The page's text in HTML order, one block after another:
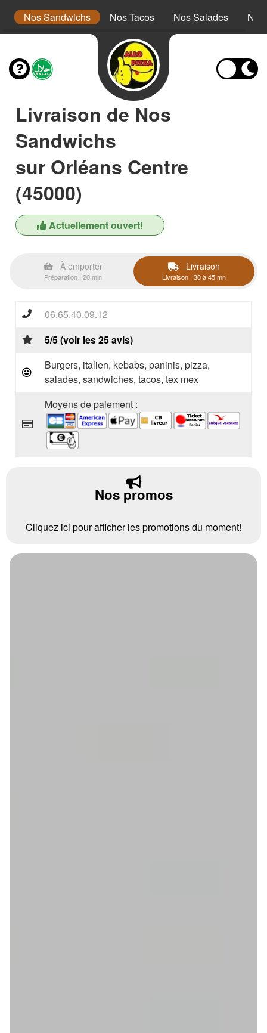
Nos Sandwichs Nos Tacos Nos Salades Nos
Livraison de Nos
Sandwichs
sur Orléans Centre
(45000)
Actuellement ouvert!
À emporter
Préparation : 20 min
Livraison
Livraison : 30 à 45 mn
06.65.40.09.12
5/5 (voir les 25 avis)
Burgers, italien, kebabs, paninis, pizza,
salades, sandwiches, tacos, tex mex
Moyens de paiement :
Nos promos
Cliquez ici pour afficher les promotions du moment!